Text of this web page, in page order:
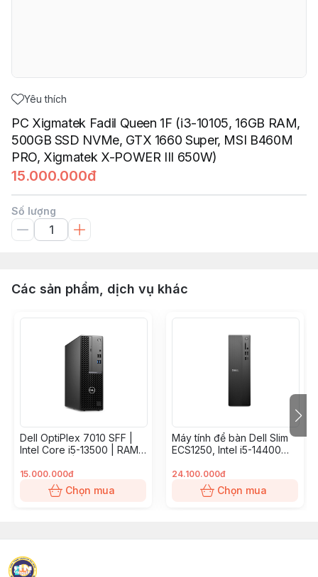
Yêu thích
PC Xigmatek Fadil Queen 1F (i3-10105, 16GB RAM,
500GB SSD NVMe, GTX 1660 Super, MSI B460M
PRO, Xigmatek X-POWER III 650W)
15.000.000đ
Số lượng
Các sản phẩm, dịch vụ khác
Dell OptiPlex 7010 SFF |
Intel Core i5-13500 | RAM
PM9C1a 256GB NVMe |
Intel UHD Graphics 770
15.000.000đ
Chọn mua
Máy tính để bàn Dell Slim
ECS1250, Intel i5-14400
16 threads, up to 4.7 GHz),
1x16GB DDR5 4800MT/s,
512GB SSD, Non DVD,
24.100.000đ
Chọn mua